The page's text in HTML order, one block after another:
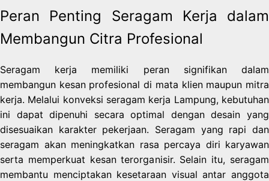
Peran Penting Seragam Kerja dalam
Membangun Citra Profesional
Seragam kerja memiliki peran signifikan dalam
membangun kesan profesional di mata klien maupun mitra
kerja. Melalui konveksi seragam kerja Lampung, kebutuhan
ini dapat dipenuhi secara optimal dengan desain yang
disesuaikan karakter pekerjaan. Seragam yang rapi dan
seragam akan meningkatkan rasa percaya diri karyawan
serta memperkuat kesan terorganisir. Selain itu, seragam
membantu menciptakan kesetaraan visual antar anggota